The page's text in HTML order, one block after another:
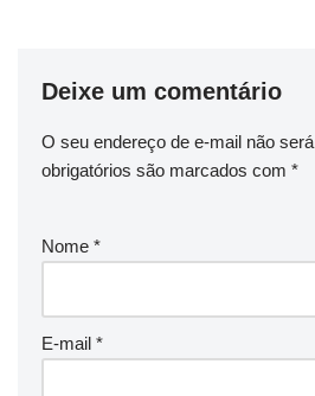
Deixe um comentário
O seu endereço de e-mail não
obrigatórios são marcados com *
Nome *
E-mail *